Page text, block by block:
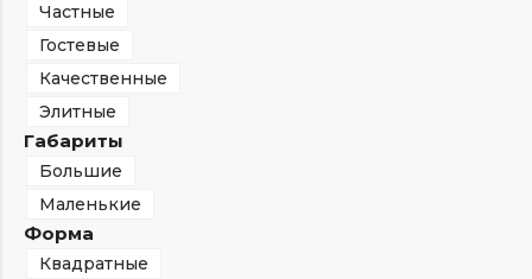
Частные
Гостевые
Качественные
Элитные
Габариты
Большие
Маленькие
Форма
Квадратные